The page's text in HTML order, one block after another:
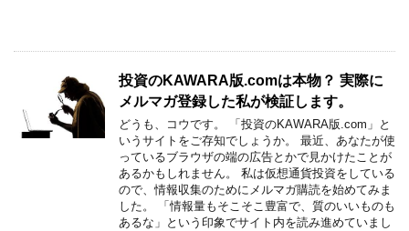
投資のKAWARA版.comは本物？ 実際に
メルマガ登録した私が検証します。
どうも、コウです。 「投資のKAWARA版.com」と
いうサイトをご存知でしょうか。 最近、あなたが使
っているブラウザの端の広告とかで見かけたことが
あるかもしれません。 私は仮想通貨投資をしている
ので、情報収集のためにメルマガ購読を始めてみま
した。 「情報量もそこそこ豊富で、質のいいものも
あるな」という印象でサイト内を読み進めていまし